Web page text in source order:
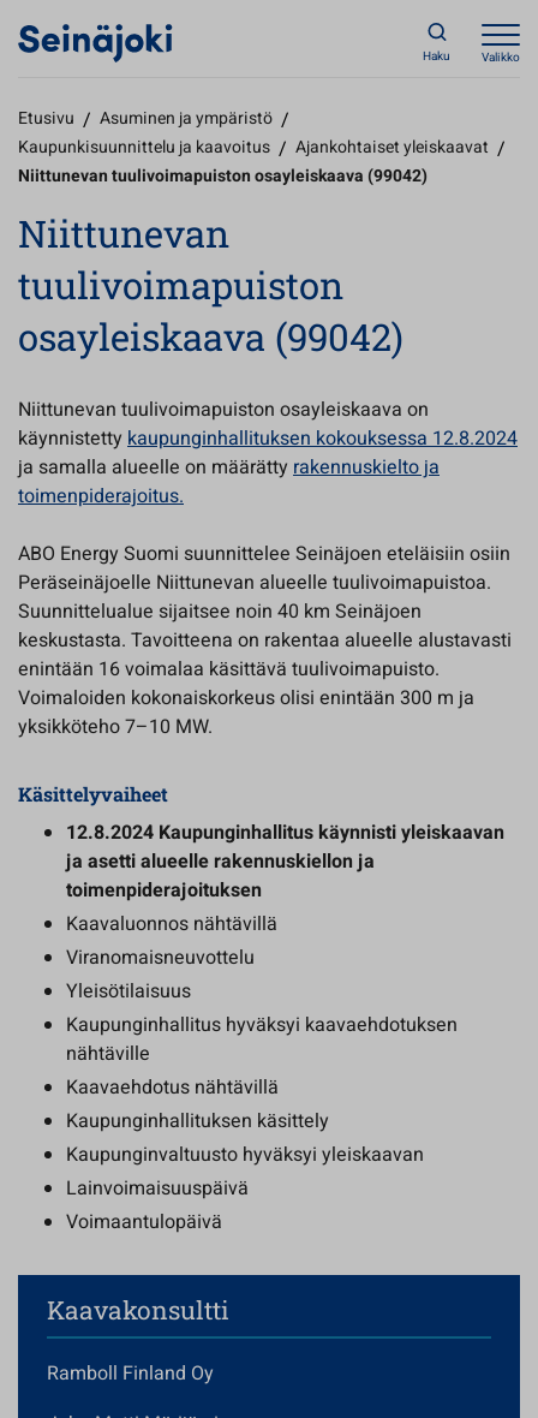
Haku Valikko
Etusivu / Asuminen ja ympäristö /
Kaupunkisuunnittelu ja kaavoitus / Ajankohtaiset yleiskaavat /
Niittunevan tuulivoimapuiston osayleiskaava (99042)
Niittunevan
tuulivoimapuiston
osayleiskaava (99042)
Niittunevan tuulivoimapuiston osayleiskaava on
käynnistetty kaupunginhallituksen kokouksessa 12.8.2024
ja samalla alueelle on määrätty rakennuskielto ja
toimenpiderajoitus.
ABO Energy Suomi suunnittelee Seinäjoen eteläisiin osiin
Peräseinäjoelle Niittunevan alueelle tuulivoimapuistoa.
Suunnittelualue sijaitsee noin 40 km Seinäjoen
keskustasta. Tavoitteena on rakentaa alueelle alustavasti
enintään 16 voimalaa käsittävä tuulivoimapuisto.
Voimaloiden kokonaiskorkeus olisi enintään 300 m ja
yksikköteho 7–10 MW.
Käsittelyvaiheet
12.8.2024 Kaupunginhallitus käynnisti yleiskaavan
ja asetti alueelle rakennuskiellon ja
toimenpiderajoituksen
Kaavaluonnos nähtävillä
Viranomaisneuvottelu
Yleisötilaisuus
Kaupunginhallitus hyväksyi kaavaehdotuksen
nähtäville
Kaavaehdotus nähtävillä
Kaupunginhallituksen käsittely
Kaupunginvaltuusto hyväksyi yleiskaavan
Lainvoimaisuuspäivä
Voimaantulopäivä
Kaavakonsultti
Ramboll Finland Oy